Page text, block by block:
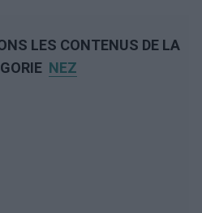
LES CONTENUS DE LA
NEZ